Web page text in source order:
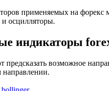
применяемых на форекс
осцилляторы.
индикаторы
возможное